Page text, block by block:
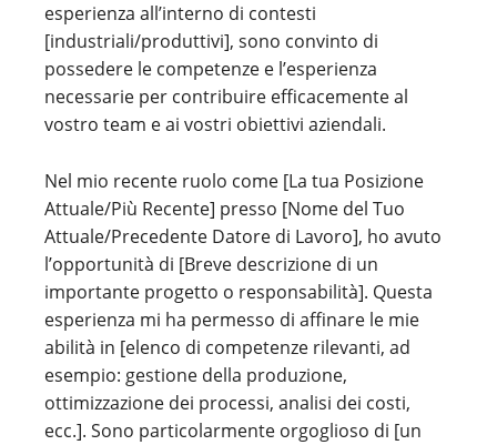
esperienza all’interno di contesti
[industriali/produttivi], sono convinto di
possedere le competenze e l’esperienza
necessarie per contribuire efficacemente al
vostro team e ai vostri obiettivi aziendali.
Nel mio recente ruolo come [La tua Posizione
Attuale/Più Recente] presso [Nome del Tuo
Attuale/Precedente Datore di Lavoro], ho avuto
l’opportunità di [Breve descrizione di un
importante progetto o responsabilità]. Questa
esperienza mi ha permesso di affinare le mie
abilità in [elenco di competenze rilevanti, ad
esempio: gestione della produzione,
ottimizzazione dei processi, analisi dei costi,
ecc.]. Sono particolarmente orgoglioso di [un